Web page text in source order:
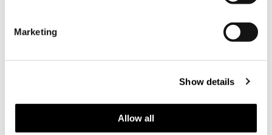
Marketing
Show details
Allow all